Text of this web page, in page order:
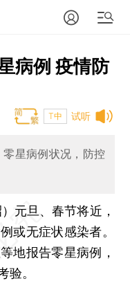
病例 疫情防
试听
T中
星病例状况，防控
元旦、春节将近，
或无症状感染者。
地报告零星病例，
验。